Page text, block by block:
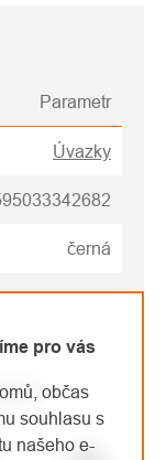
pro vás
občas
souhlasu s
našeho e-
Parametr
Úvazky
černá